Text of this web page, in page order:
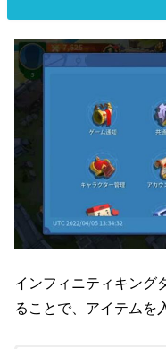
インフィニティキング
ることで、アイテムを